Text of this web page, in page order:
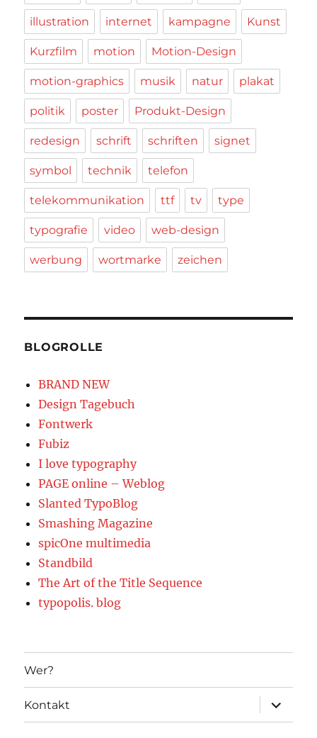
illustration internet kampagne Kunst
Kurzfilm motion Motion-Design
motion-graphics musik natur plakat
politik poster Produkt-Design
redesign schrift schriften signet
symbol technik telefon
telekommunikation ttf tv type
typografie video web-design
werbung wortmarke zeichen
BLOGROLLE
BRAND NEW
Design Tagebuch
Fontwerk
Fubiz
I love typography
PAGE online – Weblog
Slanted TypoBlog
Smashing Magazine
spicOne multimedia
Standbild
The Art of the Title Sequence
typopolis. blog
Wer?
Kontakt
öffnen